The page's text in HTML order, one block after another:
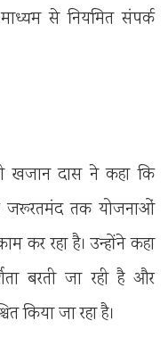
से नियमित संपर्क
खजान दासने कहा कि
जरूरतमंद तक योजनाओं
कर रहा है। उन्होंने कहा
बरती जा रही है और
किया जा रहा है।